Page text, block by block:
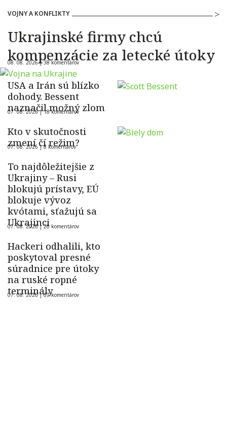
VOJNY A KONFLIKTY
Ukrajinské firmy chcú
kompenzácie za letecké útoky
08. 08. 2026 |38 komentárov
USA a Irán sú blízko
dohody. Bessent
naznačil možný zlom
07. 08. 2026 |18 komentárov
Kto v skutočnosti
zmení čí režim?
07. 08. 2026 |8 komentárov
To najdôležitejšie z
Ukrajiny – Rusi
blokujú prístavy, EÚ
blokuje vývoz
kvótami, sťažujú sa
Ukrajinci
07. 08. 2026 |26 komentárov
Hackeri odhalili, kto
poskytoval presné
súradnice pre útoky
na ruské ropné
terminály
07. 08. 2026 |67 komentárov